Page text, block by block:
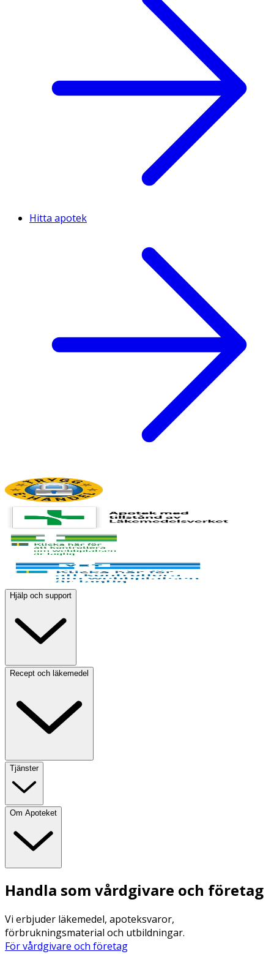
Hitta apotek
Hjälp och support
Recept och läkemedel
Tjänster
Om Apoteket
Handla som vårdgivare och företag
Vi erbjuder läkemedel, apoteksvaror,
förbrukningsmaterial och utbildningar.
För vårdgivare och företag